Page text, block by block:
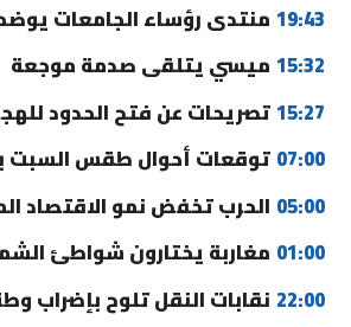
19:43 منتدى رؤساء الجامعات يوضحون حقيقة
15:32 ميسي يتلقى صدمة موجعة
15:27تصريحات عن فتح الحدود للهجرة
07:00 توقعات أحوال طقس السبت
05:00 الحرب تخفض نمو الاقتصاد
01:00 مغاربة يختارون شواطئ
22:00 نقابات النقل تلوح بإضراب